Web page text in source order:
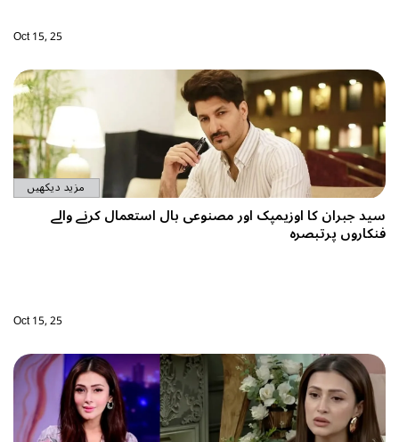
Oct 15, 25
مزید دیکھیں
سید جبران کا اوزیمپک اور مصنوعی بال استعمال کرنے والے
فنکاروں پرتبصرہ
Oct 15, 25